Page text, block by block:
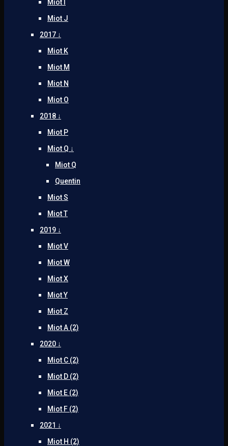
Miot I
Miot J
2017 ↓
Miot K
Miot M
Miot N
Miot O
2018 ↓
Miot P
Miot Q ↓
Miot Q
Quentin
Miot S
Miot T
2019 ↓
Miot V
Miot W
Miot X
Miot Y
Miot Z
Miot A (2)
2020 ↓
Miot C (2)
Miot D (2)
Miot E (2)
Miot F (2)
2021 ↓
Miot H (2)